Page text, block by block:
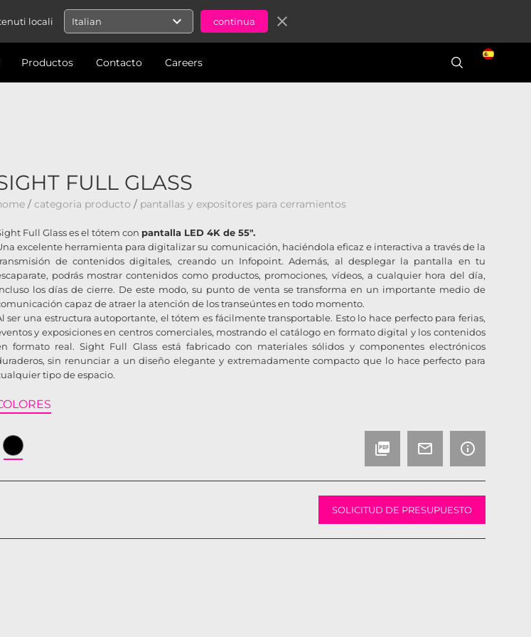
locali Italian expand_more close
Productos Contacto Careers
FULL GLASS
/ categoria producto / pantallas y expositores para cerramientos
Full Glass es el tótem con pantalla LED 4K de 55".
excelente herramienta para digitalizar su comunicación, haciéndola eficaz e interactiva a través de la
de contenidos digitales, creando un Infopoint. Además, al desplegar la pantalla en tu
podrás mostrar contenidos como productos, promociones, vídeos, a cualquier hora del día,
los días de cierre. De este modo, su punto de venta se transforma en un importante medio de
capaz de atraer la atención de los transeúntes en todo momento.
ser una estructura autoportante, el tótem es fácilmente transportable. Esto lo hace perfecto para ferias,
y exposiciones en centros comerciales, mostrando el catálogo en formato digital y los contenidos
formato real. Sight Full Glass está fabricado con materiales sólidos y componentes electrónicos
sin renunciar a un diseño elegante y extremadamente compacto que lo hace perfecto para
tipo de espacio.
picture_as_pdf mail_outline info_outline
SOLICITUD DE PRESUPUESTO